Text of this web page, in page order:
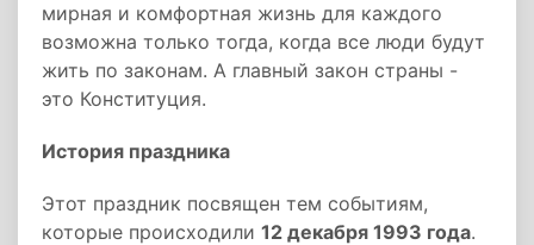
мирная и комфортная жизнь для каждого
возможна только тогда, когда все люди будут
жить по законам. А главный закон страны -
это Конституция.
История праздника
Этот праздник посвящен тем событиям,
которые происходили 12 декабря 1993 года.